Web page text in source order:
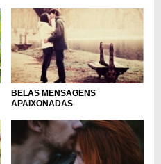
BELAS MENSAGENS
APAIXONADAS